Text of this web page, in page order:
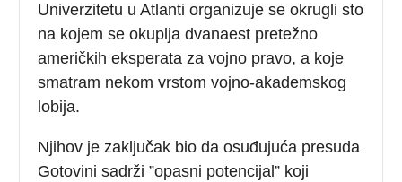
Univerzitetu u Atlanti organizuje se okrugli sto
na kojem se okuplja dvanaest pretežno
američkih eksperata za vojno pravo, a koje
smatram nekom vrstom vojno-akademskog
lobija.
Njihov je zaključak bio da osuđujuća presuda
Gotovini sadrži ”opasni potencijal” koji